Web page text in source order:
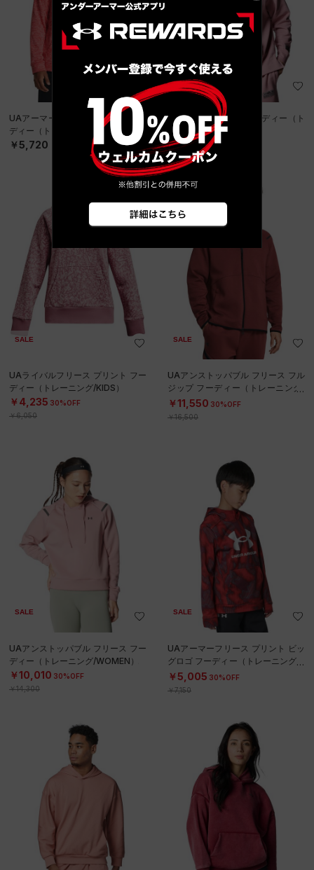
UAアーマーフリースツイスト フー
ディー（トレーニング/MEN）
￥5,720
UAサミットニット フーディー（ト
レーニング/UNISEX）
￥13,200
SALE
UAライバルフリース プリント フー
ディー（トレーニング/KIDS）
￥4,235 30%OFF
￥6,050
SALE
UAアンストッパブル フリース フル
ジップ フーディー（トレーニング/
MEN）
￥11,550 30%OFF
￥16,500
SALE
UAアンストッパブル フリース フー
ディー（トレーニング/WOMEN）
￥10,010 30%OFF
￥14,300
SALE
UAアーマーフリース プリント ビッ
グロゴ フーディー（トレーニング/K
IDS）
￥5,005 30%OFF
￥7,150